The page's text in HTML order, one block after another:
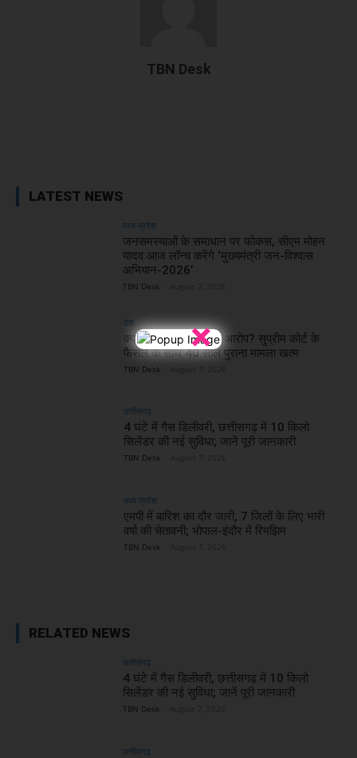
×
TBN Desk
LATEST NEWS
मध्य प्रदेश
जनसमस्याओं के समाधान पर फोकस, सीएम मोहन
यादव आज लॉन्च करेंगे ‘मुख्यमंत्री जन-विश्वास
अभियान-2026’
TBN Desk
देश
क्या थे बोफोर्स घोटाले के आरोप? सुप्रीम कोर्ट के
फैसले के साथ 40 साल पुराना मामला खत्म
TBN Desk
छत्तीसगढ़
4 घंटे में गैस डिलीवरी, छत्तीसगढ़ में 10 किलो
सिलेंडर की नई सुविधा; जानें पूरी जानकारी
TBN Desk
मध्य प्रदेश
एमपी में बारिश का दौर जारी, 7 जिलों के लिए भारी
वर्षा की चेतावनी; भोपाल-इंदौर में रिमझिम
TBN Desk
RELATED NEWS
छत्तीसगढ़
4 घंटे में गैस डिलीवरी, छत्तीसगढ़ में 10 किलो
सिलेंडर की नई सुविधा; जानें पूरी जानकारी
TBN Desk
छत्तीसगढ़